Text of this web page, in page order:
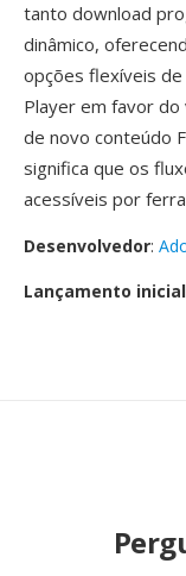
tanto download
dinâmico,
opções flexíveis de
Player em favor
de novo conteúdo
significa que os
acessíveis por
Desenvolvedor:
Lançamento inicial